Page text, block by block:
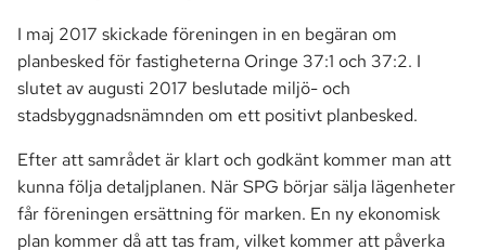
I maj 2017 skickade föreningen in en begäran om
planbesked för fastigheterna Oringe 37:1 och 37:2. I
slutet av augusti 2017 beslutade miljö- och
stadsbyggnadsnämnden om ett positivt planbesked.
Efter att samrådet är klart och godkänt kommer man att
kunna följa detaljplanen. När SPG börjar sälja lägenheter
får föreningen ersättning för marken. En ny ekonomisk
plan kommer då att tas fram, vilket kommer att påverka